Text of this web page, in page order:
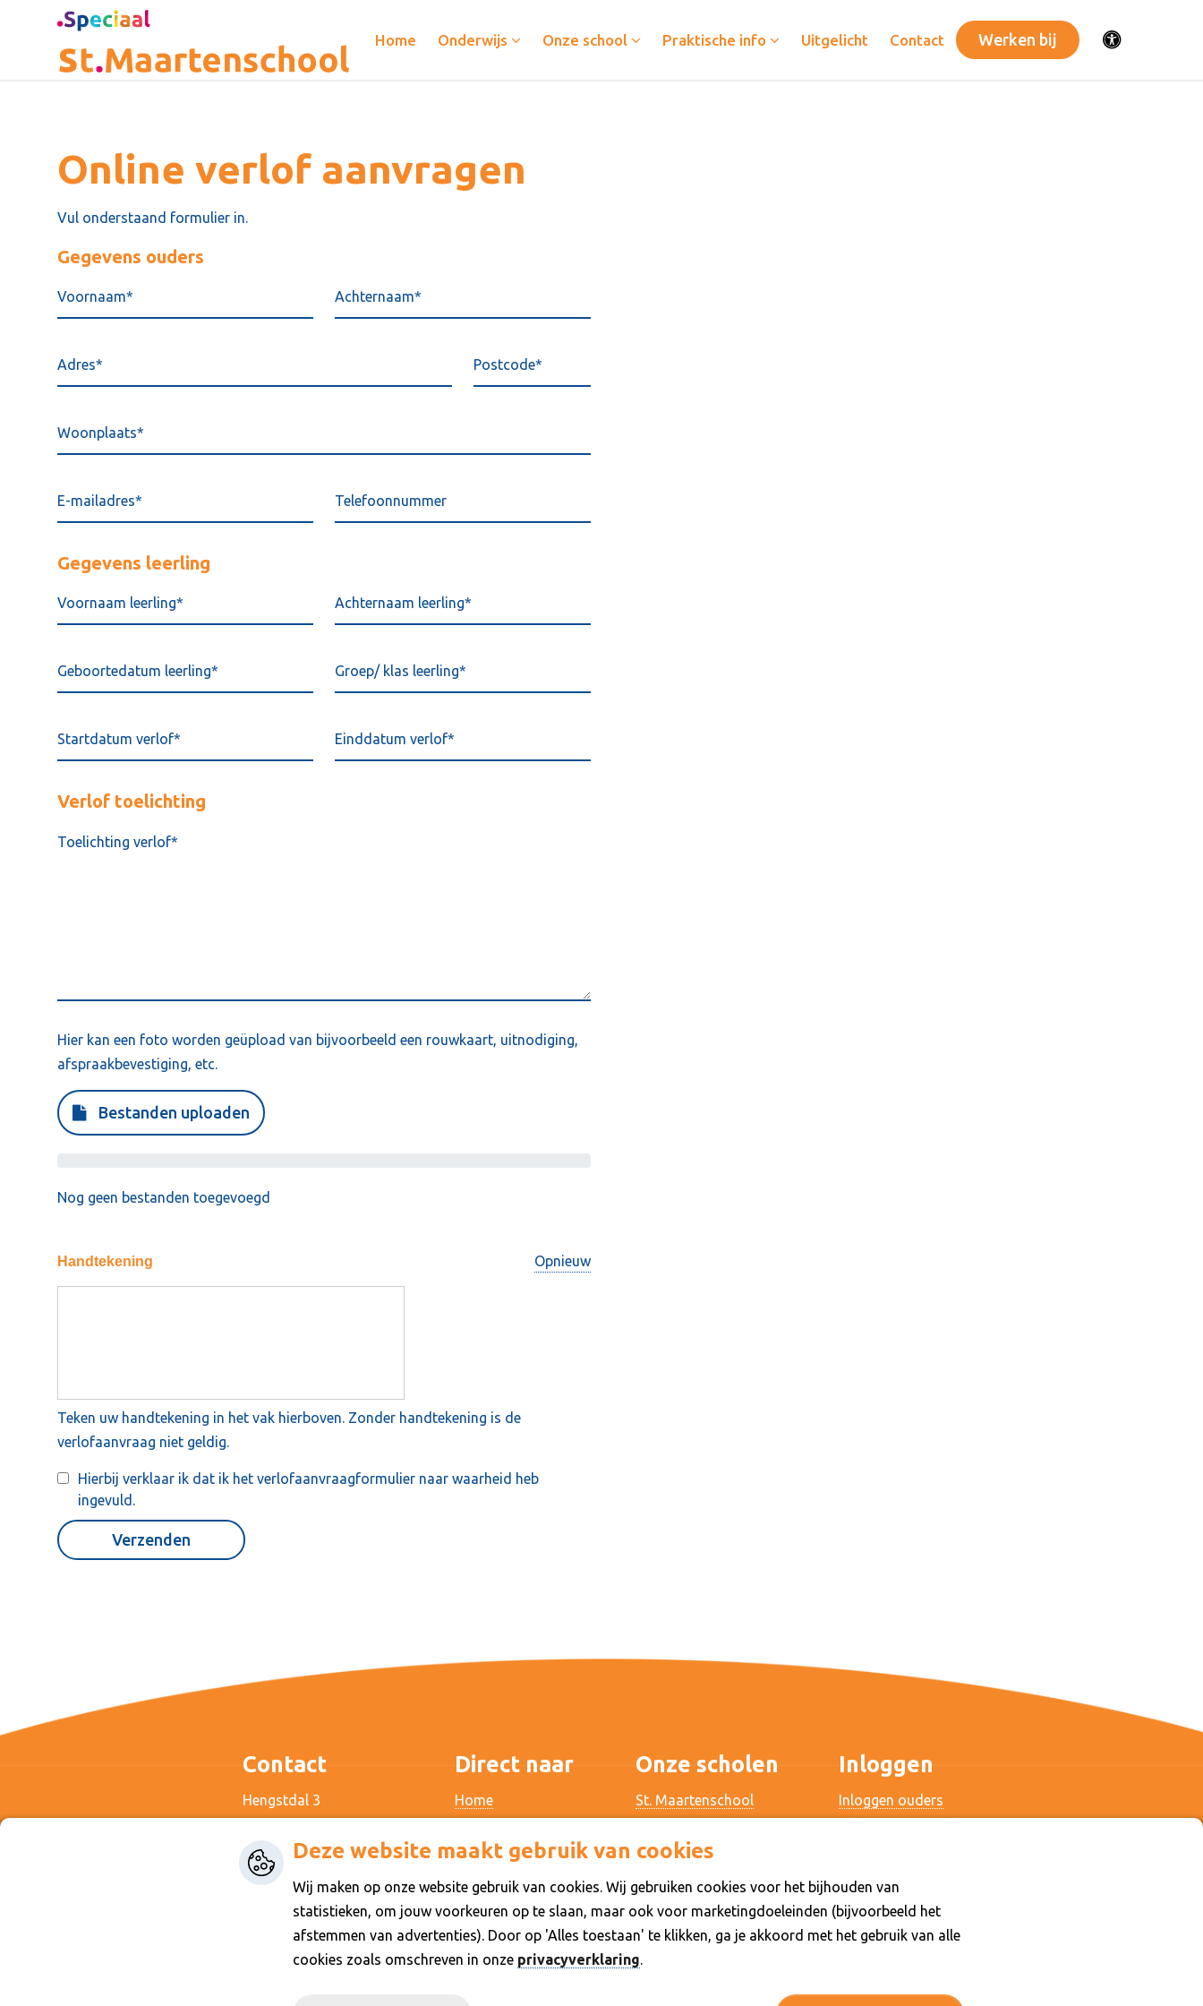
Home Onderwijs Onze school Praktische info Uitgelicht Contact Werken bij
Online verlof aanvragen
Vul onderstaand formulier in.
Gegevens ouders
Gegevens leerling
Verlof toelichting
Hier kan een foto worden geüpload van bijvoorbeeld een rouwkaart, uitnodiging,
afspraakbevestiging, etc.
Bestanden uploaden
Nog geen bestanden toegevoegd
Handtekening Opnieuw
Teken uw handtekening in het vak hierboven. Zonder handtekening is de
verlofaanvraag niet geldig.
Hierbij verklaar ik dat ik het verlofaanvraagformulier naar waarheid heb
ingevuld.
Verzenden
Deze website maakt gebruik van cookies
Wij maken op onze website gebruik van cookies. Wij gebruiken cookies voor het bijhouden van
statistieken, om jouw voorkeuren op te slaan, maar ook voor marketingdoeleinden (bijvoorbeeld het
afstemmen van advertenties). Door op 'Alles toestaan' te klikken, ga je akkoord met het gebruik van alle
cookies zoals omschreven in onze privacyverklaring.
Direct naar
Home
Over Punt Speciaal
Contact
Onze scholen
St. Maartenschool
Mikado
Talita Koemi
Werkenrode School
Contact
Hengstdal 3
024-3243665
info@maartenschool.nl
Inloggen
Inloggen ouders